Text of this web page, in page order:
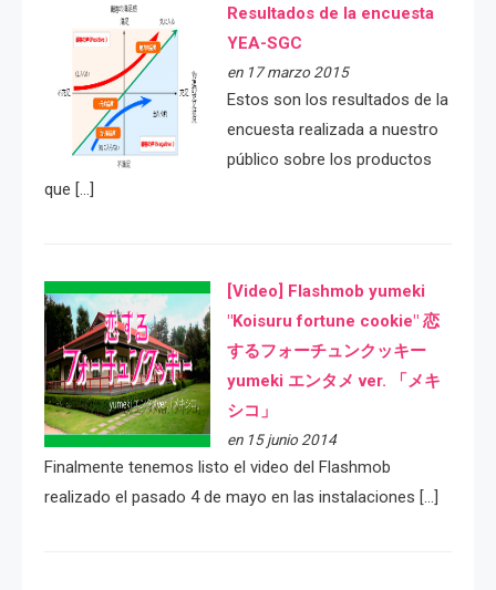
Resultados de la encuesta
YEA-SGC
en 17 marzo 2015
Estos son los resultados de la
encuesta realizada a nuestro
público sobre los productos
que […]
[Video] Flashmob yumeki
"Koisuru fortune cookie" 恋
するフォーチュンクッキー
yumeki エンタメ ver. 「メキ
シコ」
en 15 junio 2014
Finalmente tenemos listo el video del Flashmob
realizado el pasado 4 de mayo en las instalaciones […]